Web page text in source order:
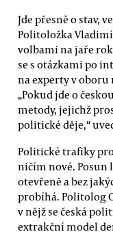
Jde přesně o stav,
Politoložka
volbami na jaře
se s otázkami po
na experty v
„Pokud jde o
metody, jejichž
politické děje,“
Politické trafiky
ničím nové. Posun
otevřeně a bez
probíhá. Politolog
v nějž se česká
extrakční model